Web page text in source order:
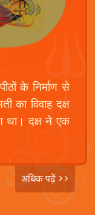
के निर्माण से
का विवाह दक्ष
था। दक्ष ने एक
अधिक पढ़ें >>